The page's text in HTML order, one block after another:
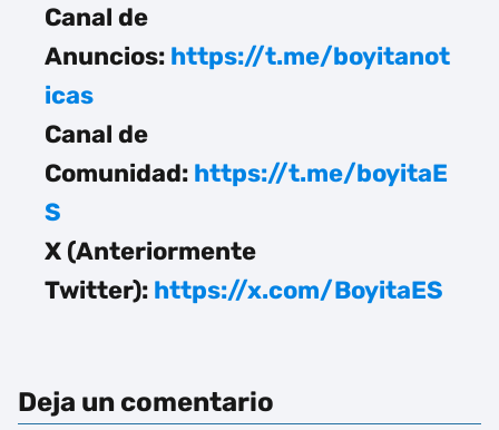
Canal de
Anuncios: https://t.me/boyitanot
icas
Canal de
Comunidad: https://t.me/boyitaE
S
X (Anteriormente
Twitter): https://x.com/BoyitaES
Deja un comentario